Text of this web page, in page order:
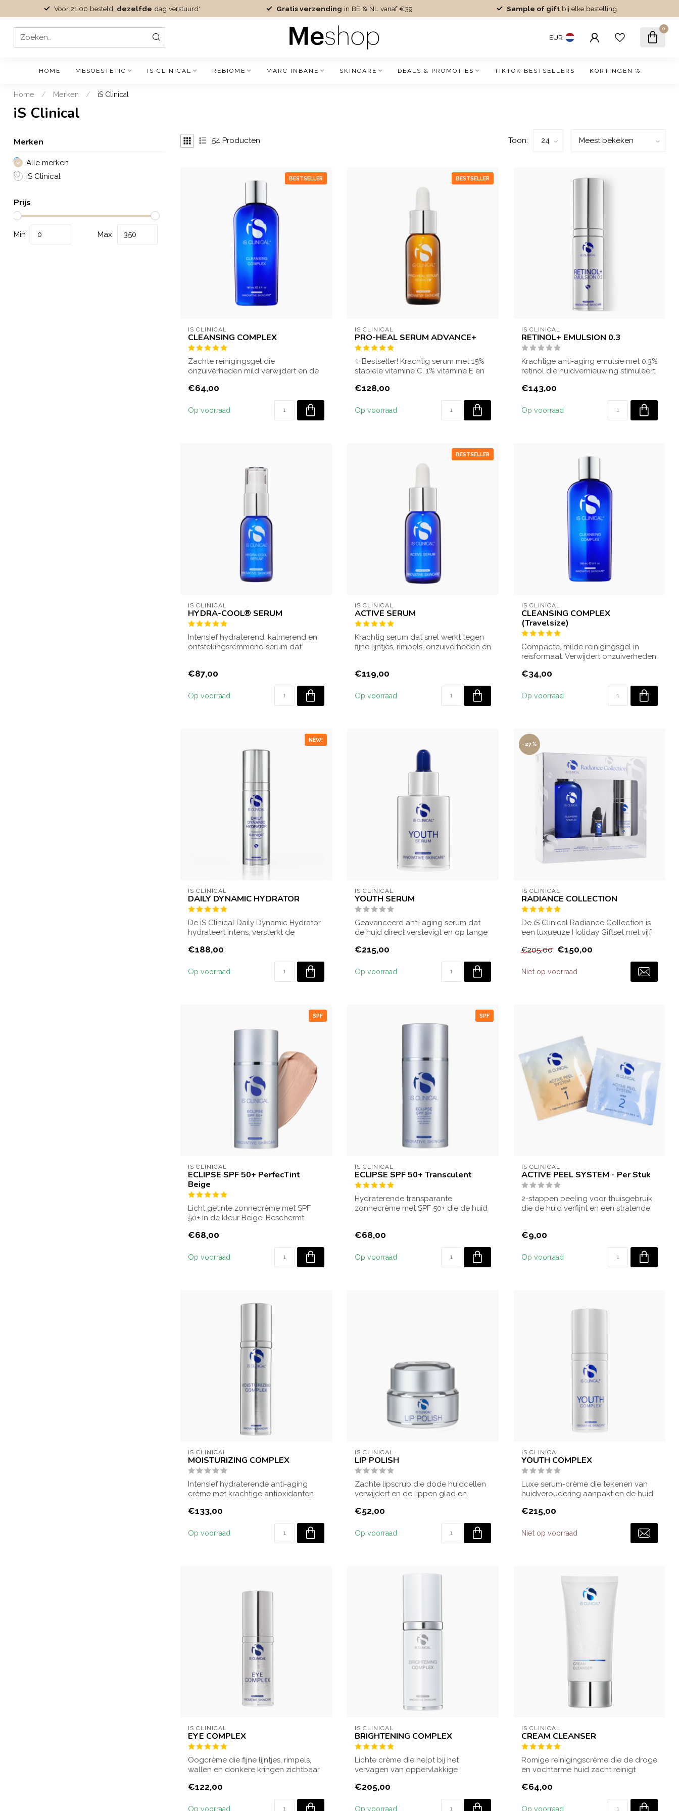
Voor 21:00 besteld, dezelfde dag verstuurd* Gratis verzending in BE & NL vanaf €39 Sample of gift bij elke bestelling
EUR
0
HOME MESOESTETIC IS CLINICAL REBIOME MARC INBANE SKINCARE DEALS & PROMOTIES TIKTOK BESTSELLERS KORTINGEN %
Home / Merken / iS Clinical
iS Clinical
Merken
Alle merken
iS Clinical
Prijs
Min Max
54 Producten Toon:
BESTSELLER
IS CLINICAL
CLEANSING COMPLEX
Zachte reinigingsgel die
onzuiverheden mild verwijdert en de
€64,00
Op voorraad
BESTSELLER
IS CLINICAL
PRO-HEAL SERUM ADVANCE+
✨ Bestseller! Krachtig serum met 15%
stabiele vitamine C, 1% vitamine E en
€128,00
Op voorraad
IS CLINICAL
RETINOL+ EMULSION 0.3
Krachtige anti-aging emulsie met 0.3%
retinol die huidvernieuwing stimuleert
€143,00
Op voorraad
IS CLINICAL
HYDRA-COOL® SERUM
Intensief hydraterend, kalmerend en
ontstekingsremmend serum dat
€87,00
Op voorraad
BESTSELLER
IS CLINICAL
ACTIVE SERUM
Krachtig serum dat snel werkt tegen
fijne lijntjes, rimpels, onzuiverheden en
€119,00
Op voorraad
IS CLINICAL
CLEANSING COMPLEX
(Travelsize)
Compacte, milde reinigingsgel in
reisformaat. Verwijdert onzuiverheden
€34,00
Op voorraad
NEW!
IS CLINICAL
DAILY DYNAMIC HYDRATOR
De iS Clinical Daily Dynamic Hydrator
hydrateert intens, versterkt de
€188,00
Op voorraad
IS CLINICAL
YOUTH SERUM
Geavanceerd anti-aging serum dat
de huid direct verstevigt en op lange
€215,00
Op voorraad
-27%
IS CLINICAL
RADIANCE COLLECTION
De iS Clinical Radiance Collection is
een luxueuze Holiday Giftset met vijf
€205,00 €150,00
Niet op voorraad
SPF
IS CLINICAL
ECLIPSE SPF 50+ PerfecTint
Beige
Licht getinte zonnecrème met SPF
50+ in de kleur Beige. Beschermt
€68,00
Op voorraad
SPF
IS CLINICAL
ECLIPSE SPF 50+ Transculent
Hydraterende transparante
zonnecrème met SPF 50+ die de huid
€68,00
Op voorraad
IS CLINICAL
ACTIVE PEEL SYSTEM - Per Stuk
2-stappen peeling voor thuisgebruik
die de huid verfijnt en een stralende
€9,00
Op voorraad
IS CLINICAL
MOISTURIZING COMPLEX
Intensief hydraterende anti-aging
crème met krachtige antioxidanten
€133,00
Op voorraad
IS CLINICAL
LIP POLISH
Zachte lipscrub die dode huidcellen
verwijdert en de lippen glad en
€52,00
Op voorraad
IS CLINICAL
YOUTH COMPLEX
Luxe serum-crème die tekenen van
huidveroudering aanpakt en de huid
€215,00
Niet op voorraad
IS CLINICAL
EYE COMPLEX
Oogcrème die fijne lijntjes, rimpels,
wallen en donkere kringen zichtbaar
€122,00
Op voorraad
IS CLINICAL
BRIGHTENING COMPLEX
Lichte crème die helpt bij het
vervagen van oppervlakkige
€205,00
Op voorraad
IS CLINICAL
CREAM CLEANSER
Romige reinigingscrème die de droge
en vochtarme huid zacht reinigt
€64,00
Op voorraad